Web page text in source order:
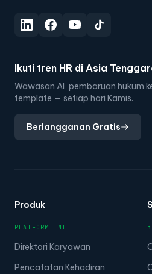
Ikuti tren HR di Asia
Wawasan AI, pembaruan hukum
template — setiap hari Kamis.
Berlangganan Gratis
Produk
PLATFORM INTI
Direktori Karyawan
Pencatatan Kehadiran